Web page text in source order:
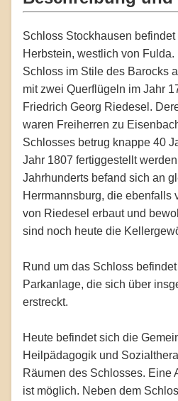
Schloss Stockhausen
Herbstein, westlich von
Schloss im Stile des Barocks
mit zwei Querflügeln im Jahr
Friedrich Georg Riedesel.
waren Freiherren zu
Schlosses betrug knappe 40
Jahr 1807 fertiggestellt
Jahrhunderts befand sich an
Herrmannsburg, die ebenfalls
von Riedesel erbaut und
sind noch heute die
Rund um das Schloss
Parkanlage, die sich über
erstreckt.
Heute befindet sich die
Heilpädagogik und
Räumen des Schlosses. Eine
ist möglich. Neben dem